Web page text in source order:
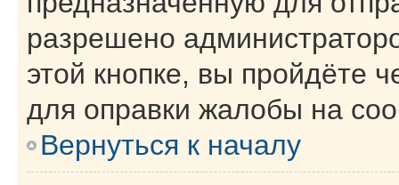
разрешено
этой кнопке, вы пройдёте
для оправки жалобы на
Вернуться к началу